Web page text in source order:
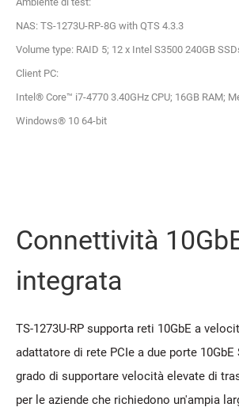
NAS: TS-1273U-RP-8G with QTS 4.3.3
Volume type: RAID 5; 12 x Intel S3500 240GB
Client PC:
Intel® Core™ i7-4770 3.40GHz CPU; 16GB RAM;
Windows® 10 64-bit
Connettività
integrata
TS-1273U-RP supporta reti 10GbE a
adattatore di rete PCIe a due porte
grado di supportare velocità elevate di
per le aziende che richiedono un'ampia